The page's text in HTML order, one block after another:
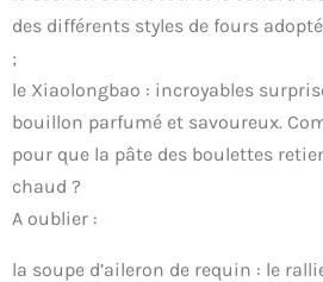
des différents styles de fours
;
le Xiaolongbao : incroyables
bouillon parfumé et savoureux.
pour que la pâte des boulettes
chaud ?
A oublier :
la soupe d’aileron de requin : le